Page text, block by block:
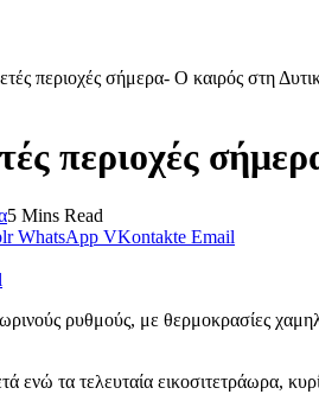
περιοχές σήμερα- Ο καιρός στη
περιοχές
5 Mins Read
WhatsApp VKontakte Email
ρυθμούς, με θερμοκρασίες
ενώ τα τελευταία εικοσιτετράωρα,